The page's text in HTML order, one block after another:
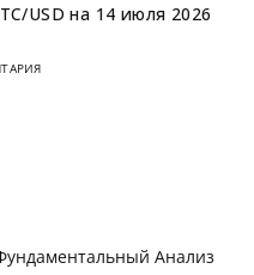
USD на 14 июля 2026
Анализ